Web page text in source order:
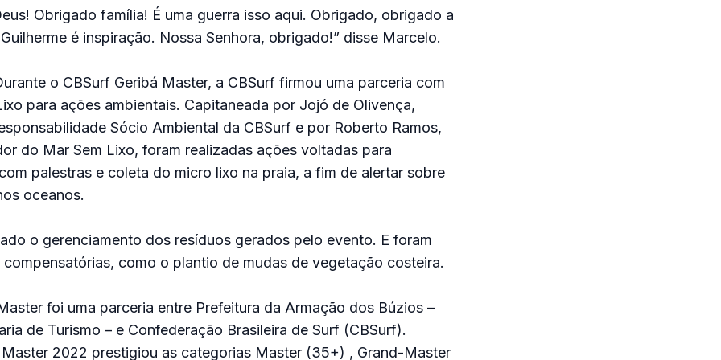
Obrigado família! É uma guerra isso aqui. Obrigado, obrigado a
é inspiração. Nossa Senhora, obrigado!” disse Marcelo.
o CBSurf Geribá Master, a CBSurf firmou uma parceria com
para ações ambientais. Capitaneada por Jojó de Olivença,
Sócio Ambiental da CBSurf e por Roberto Ramos,
do Mar Sem Lixo, foram realizadas ações voltadas para
palestras e coleta do micro lixo na praia, a fim de alertar sobre
oceanos.
o gerenciamento dos resíduos gerados pelo evento. E foram
como o plantio de mudas de vegetação costeira.
foi uma parceria entre Prefeitura da Armação dos Búzios –
de Turismo – e Confederação Brasileira de Surf (CBSurf).
2022 prestigiou as categorias Master (35+) , Grand-Master